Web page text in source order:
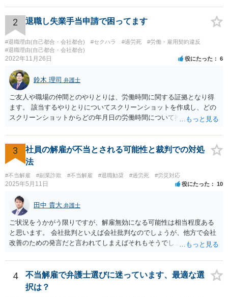
り週休2日とするか、しないか、もっと別の制度とするかは、各教育委
員会や学校の判断に委ねられています。 したがって、生徒の保護者会
と、学校とで、生徒の健全育成のためにスポーツ庁の指針を遵守して
もらいたいなどと、交渉してもらうことが良いと考えられます。 もち
ろん、保護者の間でも、週休2日制を認める意見と、反対の意見と対立
することは予想されますが、そういったことも含めて話し合いをする
ことが必要と思われます。
2 退職し失業手当申請で困ってます
#退職理由(自己都合・会社都合) #セクハラ #過労死
#労働・雇用契約違反
#退職理由(自己都合・会社都合)
2022年11月26日 役にたった 6
鈴木 理司 弁護士
ご友人や職場の仲間とのやりとりは、労働時間に関する証拠となり得
ます。 該当するやりとりについてスクリーンショットを作成し、どの
スクリーンショットからどの年月日の労働時間について推定できるか
3
社員の解雇が不当とされる可能性と裁判での対処
法
#不当解雇 #副業詐欺 #不当解雇 #退職勧奨 #過労死 #労災対応
2025年5月11日 役にたった 10
田中 貴大 弁護士
ご状況をうかがう限りですが、解雇無効になる可能性は相当程度ある
と思います。 会社批判といえば会社批判なのでしょうが、他方で会社
改善のための発言だと言われてしまえばそれもそうでしょうし、厳し
4
不当解雇で弁護士選びに迷っています、最適な選
択は？